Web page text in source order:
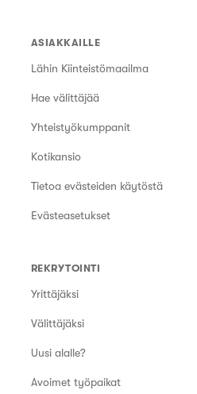
ASIAKKAILLE
Lähin Kiinteistömaailma
Hae välittäjää
Yhteistyökumppanit
Kotikansio
Tietoa evästeiden käytöstä
Evästeasetukset
REKRYTOINTI
Yrittäjäksi
Välittäjäksi
Uusi alalle?
Avoimet työpaikat